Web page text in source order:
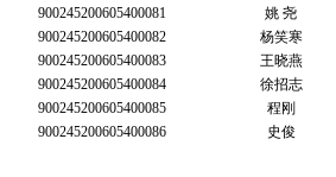
900245200605400081
姚 尧
900245200605400082
杨笑寒
900245200605400083
王晓燕
900245200605400084
徐招志
900245200605400085
程刚
900245200605400086
史俊